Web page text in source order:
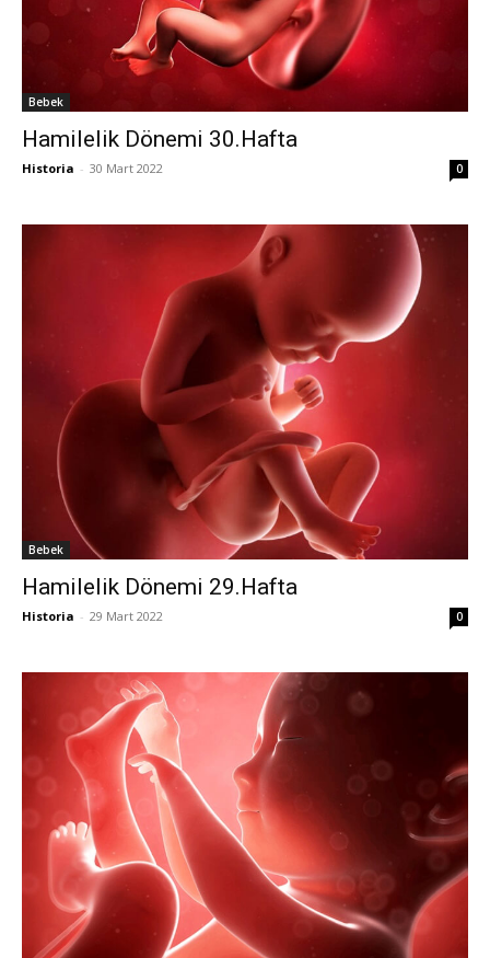
Bebek
Hamilelik Dönemi 30.Hafta
Historia - 30 Mart 2022 0
Bebek
Hamilelik Dönemi 29.Hafta
Historia - 29 Mart 2022 0